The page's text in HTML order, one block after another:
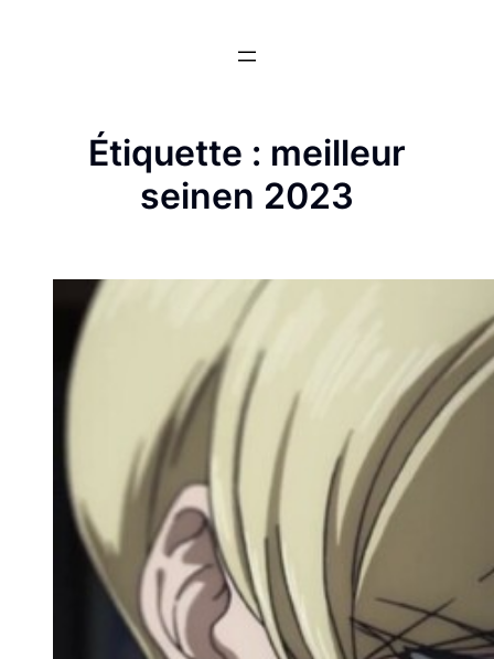
Étiquette : meilleur
seinen 2023